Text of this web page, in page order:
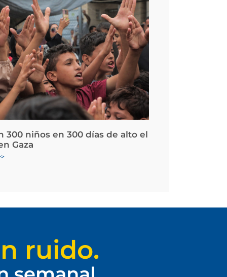
300 niños en 300 días de alto el
Gaza
ruido.